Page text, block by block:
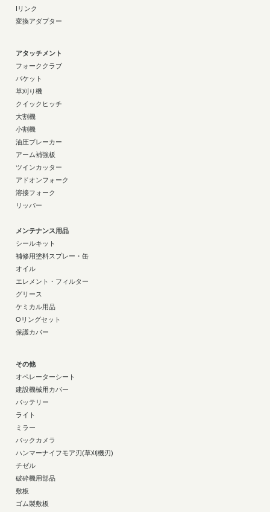
Iリンク
変換アダプター
アタッチメント
フォーククラブ
バケット
草刈り機
クイックヒッチ
大割機
小割機
油圧ブレーカー
アーム補強板
ツインカッター
アドオンフォーク
溶接フォーク
リッパー
メンテナンス用品
シールキット
補修用塗料スプレー・缶
オイル
エレメント・フィルター
グリース
ケミカル用品
Oリングセット
保護カバー
その他
オペレーターシート
建設機械用カバー
バッテリー
ライト
ミラー
バックカメラ
ハンマーナイフモア刃(草刈機刃)
チゼル
破砕機用部品
敷板
ゴム製敷板